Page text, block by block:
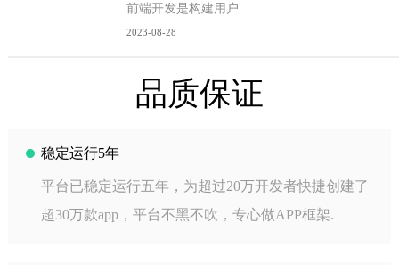
前端开发是构建用户
2023-08-28
品质保证
稳定运行5年
平台已稳定运行五年，为超过20万开发者快捷创建了
超30万款app，平台不黑不吹，专心做APP框架.